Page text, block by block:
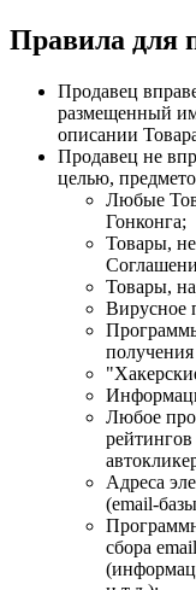
Правила для
Продавец
размещенный
описании
Продавец не
целью,
Любые
Гонконга;
Товары,
Товары,
Вирусное
Любое
Адреса
(email-
сбора